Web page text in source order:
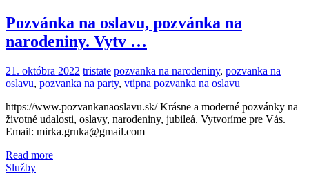
Pozvánka na oslavu, pozvánka na
narodeniny. Vytv …
21. októbra 2022 tristate pozvanka na narodeniny, pozvanka na
oslavu, pozvanka na party, vtipna pozvanka na oslavu
https://www.pozvankanaoslavu.sk/ Krásne a moderné pozvánky na
životné udalosti, oslavy, narodeniny, jubileá. Vytvoríme pre Vás.
Email: mirka.grnka@gmail.com
Read more
Služby